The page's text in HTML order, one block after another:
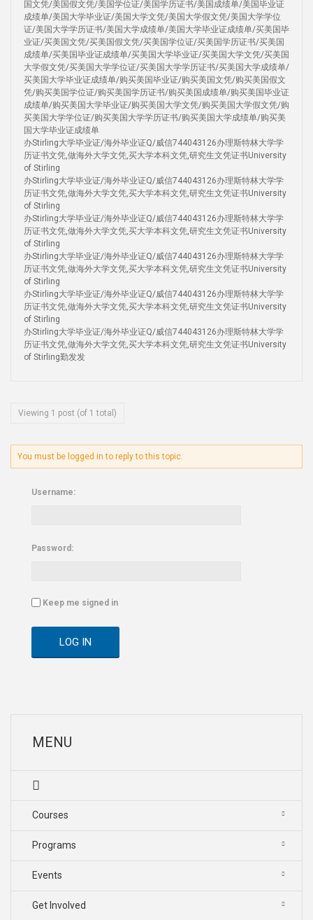
国文凭/美国假文凭/美国学位证/美国学历证书/美国成绩单/美国毕业证
成绩单/美国大学毕业证/美国大学文凭/美国大学假文凭/美国大学学位
证/美国大学学历证书/美国大学成绩单/美国大学毕业证成绩单/买美国毕
业证/买美国文凭/买美国假文凭/买美国学位证/买美国学历证书/买美国
成绩单/买美国毕业证成绩单/买美国大学毕业证/买美国大学文凭/买美国
大学假文凭/买美国大学学位证/买美国大学学历证书/买美国大学成绩单/
买美国大学毕业证成绩单/购买美国毕业证/购买美国文凭/购买美国假文
凭/购买美国学位证/购买美国学历证书/购买美国成绩单/购买美国毕业证
成绩单/购买美国大学毕业证/购买美国大学文凭/购买美国大学假文凭/购
买美国大学学位证/购买美国大学学历证书/购买美国大学成绩单/购买美
国大学毕业证成绩单
办Stirling大学毕业证/海外毕业证Q/威信744043126办理斯特林大学学
历证书文凭,做海外大学文凭,买大学本科文凭,研究生文凭证书University
of Stirling
办Stirling大学毕业证/海外毕业证Q/威信744043126办理斯特林大学学
历证书文凭,做海外大学文凭,买大学本科文凭,研究生文凭证书University
of Stirling
办Stirling大学毕业证/海外毕业证Q/威信744043126办理斯特林大学学
历证书文凭,做海外大学文凭,买大学本科文凭,研究生文凭证书University
of Stirling
办Stirling大学毕业证/海外毕业证Q/威信744043126办理斯特林大学学
历证书文凭,做海外大学文凭,买大学本科文凭,研究生文凭证书University
of Stirling
办Stirling大学毕业证/海外毕业证Q/威信744043126办理斯特林大学学
历证书文凭,做海外大学文凭,买大学本科文凭,研究生文凭证书University
of Stirling
办Stirling大学毕业证/海外毕业证Q/威信744043126办理斯特林大学学
历证书文凭,做海外大学文凭,买大学本科文凭,研究生文凭证书University
of Stirling勤发发
Viewing 1 post (of 1 total)
You must be logged in to reply to this topic.
Username:
Password:
Keep me signed in
LOG IN
MENU
Courses
Programs
Events
Get Involved